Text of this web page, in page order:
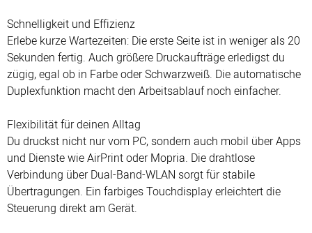
Schnelligkeit und Effizienz
Erlebe kurze Wartezeiten: Die erste Seite ist in weniger als 20
Sekunden fertig. Auch größere Druckaufträge erledigst du
zügig, egal ob in Farbe oder Schwarzweiß. Die automatische
Duplexfunktion macht den Arbeitsablauf noch einfacher.
Flexibilität für deinen Alltag
Du druckst nicht nur vom PC, sondern auch mobil über Apps
und Dienste wie AirPrint oder Mopria. Die drahtlose
Verbindung über Dual-Band-WLAN sorgt für stabile
Übertragungen. Ein farbiges Touchdisplay erleichtert die
Steuerung direkt am Gerät.